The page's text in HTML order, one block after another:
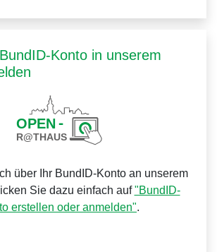
Konto in unserem
über Ihr BundID-Konto an unserem
Sie dazu einfach auf"BundID-
erstellen oder anmelden".